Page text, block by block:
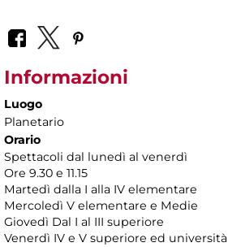
Informazioni
Luogo
Planetario
Orario
Spettacoli dal lunedì al venerdì
Ore 9.30 e 11.15
Martedì dalla I alla IV elementare
Mercoledì V elementare e Medie
Giovedì Dal I al III superiore
Venerdì IV e V superiore ed università